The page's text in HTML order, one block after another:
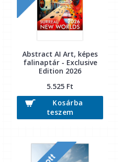
Abstract AI Art, képes
falinaptár - Exclusive
Edition 2026
5.525 Ft
Kosárba
teszem